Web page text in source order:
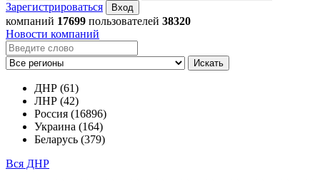
Зарегистрироваться
компаний 17699 пользователей 38320
Новости компаний
Искать
ДНР (61)
ЛНР (42)
Россия (16896)
Украина (164)
Беларусь (379)
Вся ДНР